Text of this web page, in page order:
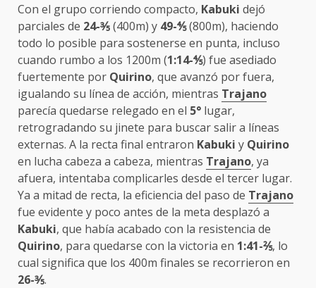
Con el grupo corriendo compacto, Kabuki dejó
parciales de 24-⅗(400m) y 49-⅘(800m), haciendo
todo lo posible para sostenerse en punta, incluso
cuando rumbo a los 1200m (1:14-⅘) fue asediado
fuertemente por Quirino, que avanzó por fuera,
igualando su línea de acción, mientras Trajano
parecía quedarse relegado en el 5° lugar,
retrogradando su jinete para buscar salir a líneas
externas. A la recta final entraron Kabuki y Quirino
en lucha cabeza a cabeza, mientras Trajano, ya
afuera, intentaba complicarles desde el tercer lugar.
Ya a mitad de recta, la eficiencia del paso de Trajano
fue evidente y poco antes de la meta desplazó a
Kabuki, que había acabado con la resistencia de
Quirino, para quedarse con la victoria en 1:41-⅖, lo
cual significa que los 400m finales se recorrieron en
26-⅗.